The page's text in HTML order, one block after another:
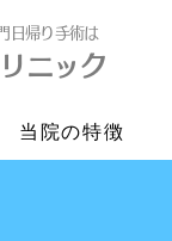
日帰り手術は
ニック
当院の特徴